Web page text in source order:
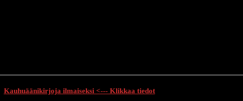
Kauhuäänikirjoja ilmaiseksi <--- Klikkaa tiedot